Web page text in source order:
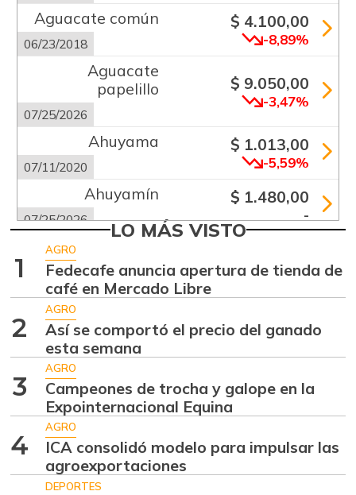
Aguacate común
06/23/2018
$ 4.100,00
-8,89%
Aguacate
papelillo
07/25/2026
$ 9.050,00
-3,47%
Ahuyama
07/11/2020
$ 1.013,00
-5,59%
Ahuyamín
07/25/2026
$ 1.480,00
-
07/25/2026 +0,44%
Alas de pollo sin
07/25/2026
-
07/25/2026 -
Arracacha
amarilla
07/25/2026
+0,55%
LO MÁS VISTO
1
AGRO
Fedecafe anuncia apertura de tienda de
café en Mercado Libre
2
AGRO
Así se comportó el precio del ganado
esta semana
3
AGRO
Campeones de trocha y galope en la
Expointernacional Equina
4
AGRO
ICA consolidó modelo para impulsar las
agroexportaciones
DEPORTES